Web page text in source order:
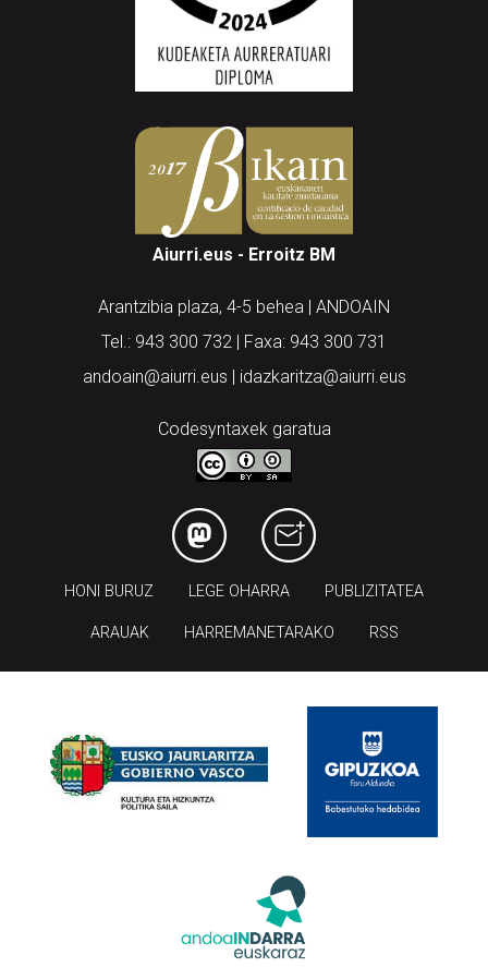
Aiurri.eus - Erroitz BM
Arantzibia plaza, 4-5 behea | ANDOAIN
Tel.: 943 300 732 | Faxa: 943 300 731
andoain@aiurri.eus | idazkaritza@aiurri.eus
Codesyntaxek garatua
HONI BURUZ LEGE OHARRA PUBLIZITATEA
ARAUAK HARREMANETARAKO RSS